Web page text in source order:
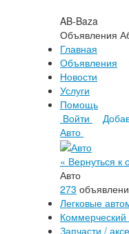
AB-Baza
Объявления
Главная
Объявления
Новости
Услуги
Помощь
Войти
Авто
« Вернуться к
Авто
273
Легковые
Коммерческий
Запчасти /